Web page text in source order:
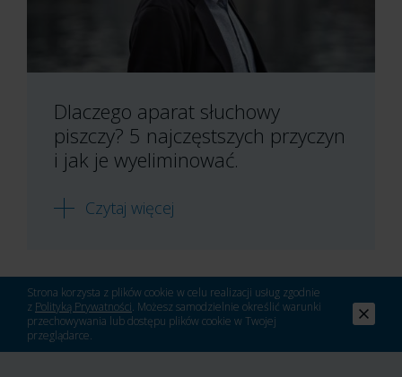
Dlaczego aparat słuchowy
piszczy? 5 najczęstszych przyczyn
i jak je wyeliminować.
Czytaj więcej
Strona korzysta z plików cookie w celu realizacji usług zgodnie
z Polityką Prywatności. Możesz samodzielnie określić warunki
przechowywania lub dostępu plików cookie w Twojej
przeglądarce.